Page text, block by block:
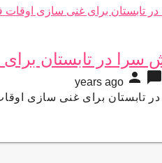
person chat_bubble